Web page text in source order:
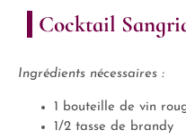
Cocktail
Ingrédients nécessaires :
1 bouteille de vin
1/2 tasse de brandy